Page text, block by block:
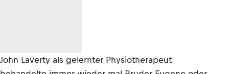
John Laverty als gelernter Physiotherapeut